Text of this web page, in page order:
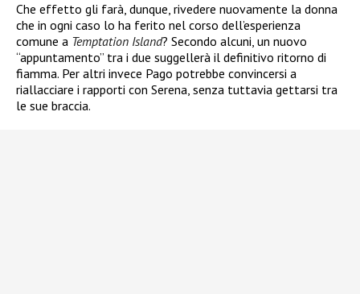
Che effetto gli farà, dunque, rivedere nuovamente la donna
che in ogni caso lo ha ferito nel corso dell’esperienza
comune a Temptation Island? Secondo alcuni, un nuovo
“appuntamento” tra i due suggellerà il definitivo ritorno di
fiamma. Per altri invece Pago potrebbe convincersi a
riallacciare i rapporti con Serena, senza tuttavia gettarsi tra
le sue braccia.